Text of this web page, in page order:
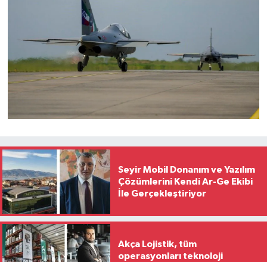
Seyir Mobil Donanım ve Yazılım
Çözümlerini Kendi Ar-Ge Ekibi
İle Gerçekleştiriyor
Akça Lojistik, tüm
operasyonları teknoloji